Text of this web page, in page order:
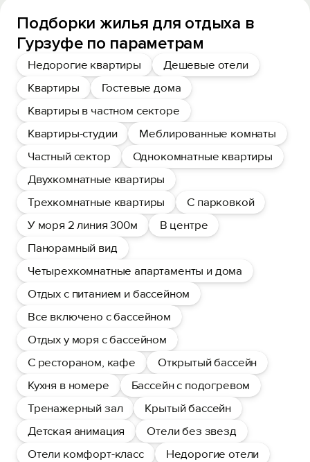
Подборки жилья для отдыха в
Гурзуфе по параметрам
Недорогие квартиры
Дешевые отели
Квартиры
Гостевые дома
Квартиры в частном секторе
Квартиры-студии
Меблированные комнаты
Частный сектор
Однокомнатные квартиры
Двухкомнатные квартиры
Трехкомнатные квартиры
С парковкой
У моря 2 линия 300м
В центре
Панорамный вид
Четырехкомнатные апартаменты и дома
Отдых с питанием и бассейном
Все включено с бассейном
Отдых у моря с бассейном
С рестораном, кафе
Открытый бассейн
Кухня в номере
Бассейн с подогревом
Тренажерный зал
Крытый бассейн
Детская анимация
Отели без звезд
Отели комфорт-класс
Недорогие отели